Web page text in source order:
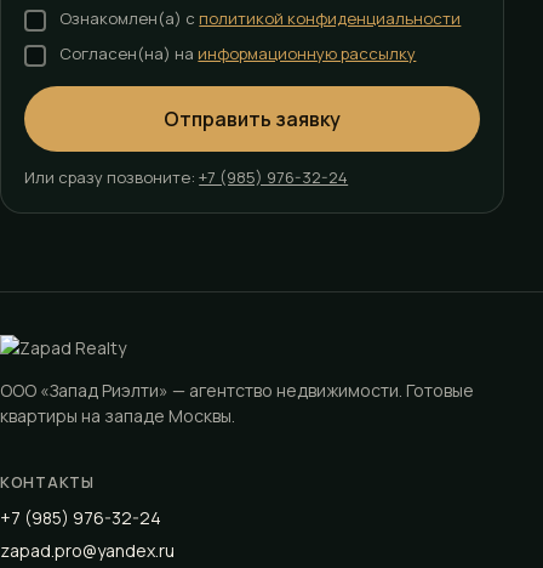
Ознакомлен(а) с политикой конфиденциальности
Согласен(на) на информационную рассылку
Отправить заявку
Или сразу позвоните:+7 (985) 976-32-24
ООО «Запад Риэлти» — агентство недвижимости. Готовые
квартиры на западе Москвы.
КОНТАКТЫ
+7 (985) 976-32-24
zapad.pro@yandex.ru